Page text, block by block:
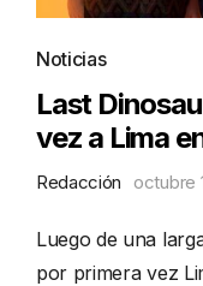
Noticias
Last
vez a Lima
Redacción octubre
Luego de una
por primera vez